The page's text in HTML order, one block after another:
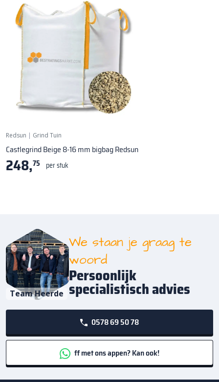
Redsun | Grind Tuin
Castlegrind Beige 8-16 mm bigbag Redsun
248,75 per stuk
Team Heerde
We staan je graag te
woord
Persoonlijk
specialistisch advies
0578 69 50 78
ff met ons appen? Kan ook!